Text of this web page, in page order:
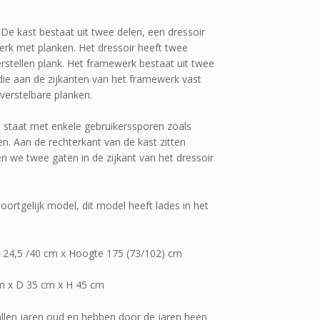
kast bestaat uit twee delen, een dressoir
met planken. Het dressoir heeft twee
plank. Het framewerk bestaat uit twee
aan de zijkanten van het framewerk vast
planken.
met enkele gebruikerssporen zoals
Aan de rechterkant van de kast zitten
we twee gaten in de zijkant van het dressoir
model, dit model heeft lades in het
/40 cm x Hoogte 175 (73/102) cm
x D 35 cm x H 45 cm
jaren oud en hebben door de jaren heen